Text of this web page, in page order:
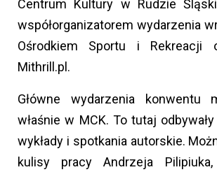
Centrum Kultury w Rudzie
współorganizatorem wydarzenia
Ośrodkiem Sportu i Rekreacji
Mithrill.pl.
Główne wydarzenia konwentu
właśnie w MCK. To tutaj
wykłady i spotkania autorskie.
kulisy pracy Andrzeja